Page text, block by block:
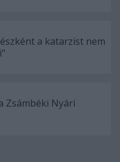
a katarzist nem
Zsámbéki Nyári